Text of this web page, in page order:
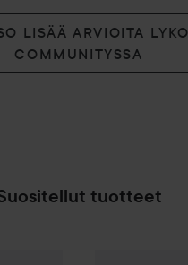
LISÄÄ ARVIOITA LYKO
COMMUNITYSSA
tuotteet